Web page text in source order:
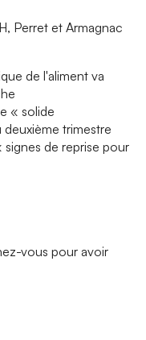
Perret et Armagnac
de l'aliment va
« solide
trimestre
signes de reprise pour
vous pour avoir